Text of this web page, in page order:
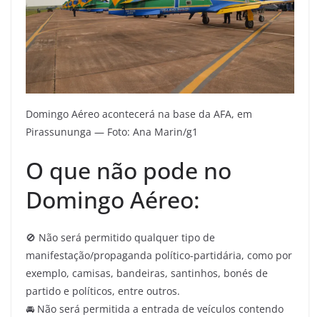
Domingo Aéreo acontecerá na base da AFA, em
Pirassununga — Foto: Ana Marin/g1
O que não pode no
Domingo Aéreo:
🚫 Não será permitido qualquer tipo de
manifestação/propaganda político-partidária, como por
exemplo, camisas, bandeiras, santinhos, bonés de
partido e políticos, entre outros.
🚘 Não será permitida a entrada de veículos contendo